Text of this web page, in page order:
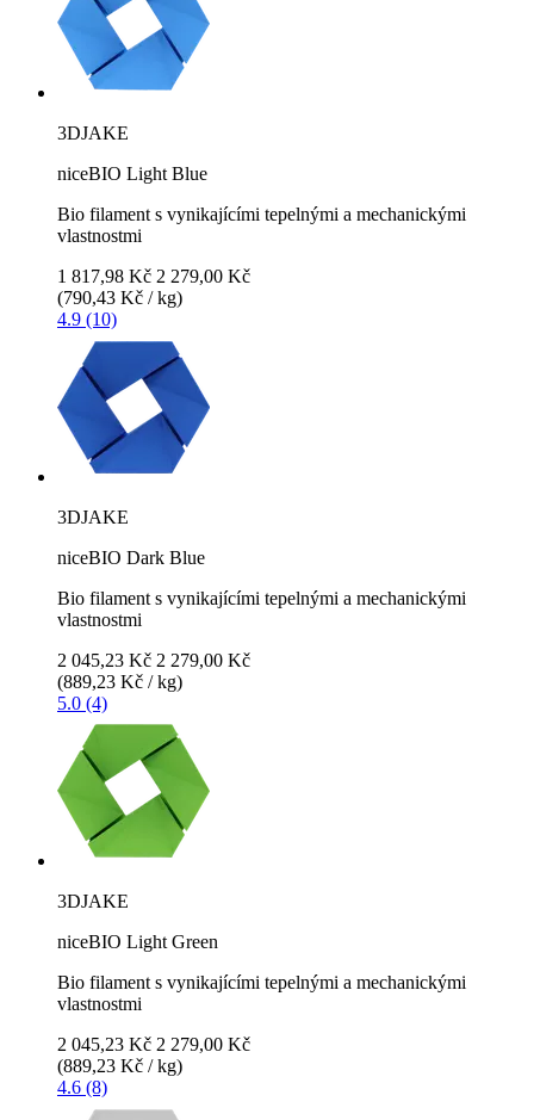
3DJAKE
niceBIO Light Blue
Bio filament s vynikajícími tepelnými a mechanickými
vlastnostmi
1 817,98 Kč 2 279,00 Kč
(790,43 Kč / kg)
4.9 (10)
3DJAKE
niceBIO Dark Blue
Bio filament s vynikajícími tepelnými a mechanickými
vlastnostmi
2 045,23 Kč 2 279,00 Kč
(889,23 Kč / kg)
5.0 (4)
3DJAKE
niceBIO Light Green
Bio filament s vynikajícími tepelnými a mechanickými
vlastnostmi
2 045,23 Kč 2 279,00 Kč
(889,23 Kč / kg)
4.6 (8)